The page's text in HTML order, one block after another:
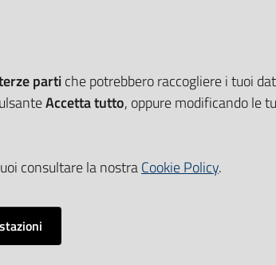
partiche potrebbero raccogliere i tuoi
Accetta tutto, oppure modificando le
consultare la nostraCookie Policy.